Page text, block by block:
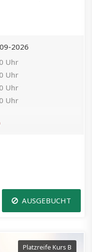
2026
Uhr
Uhr
Uhr
Uhr
AUSGEBUCHT
Platzreife Kurs B